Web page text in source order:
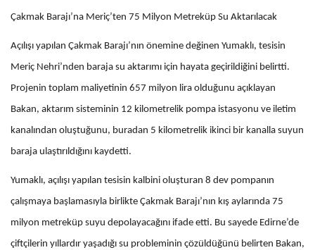
Çakmak Barajı’na Meriç’ten 75 Milyon Metreküp Su Aktarılacak
Açılışı yapılan Çakmak Barajı’nın önemine değinen Yumaklı, tesisin
Meriç Nehri’nden baraja su aktarımı için hayata geçirildiğini belirtti.
Projenin toplam maliyetinin 657 milyon lira olduğunu açıklayan
Bakan, aktarım sisteminin 12 kilometrelik pompa istasyonu ve iletim
kanalından oluştuğunu, buradan 5 kilometrelik ikinci bir kanalla suyun
baraja ulaştırıldığını kaydetti.
Yumaklı, açılışı yapılan tesisin kalbini oluşturan 8 dev pompanın
çalışmaya başlamasıyla birlikte Çakmak Barajı’nın kış aylarında 75
milyon metreküp suyu depolayacağını ifade etti. Bu sayede Edirne’de
çiftçilerin yıllardır yaşadığı su probleminin çözüldüğünü belirten Bakan,